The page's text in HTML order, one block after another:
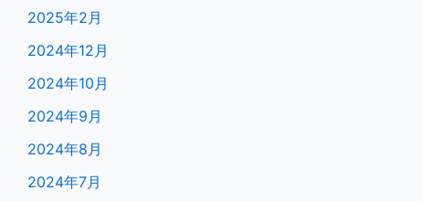
2025年2月
2024年12月
2024年10月
2024年9月
2024年8月
2024年7月